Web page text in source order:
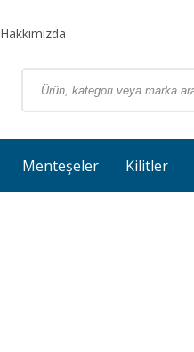
Hakkımızda
Menteşeler Kilitler